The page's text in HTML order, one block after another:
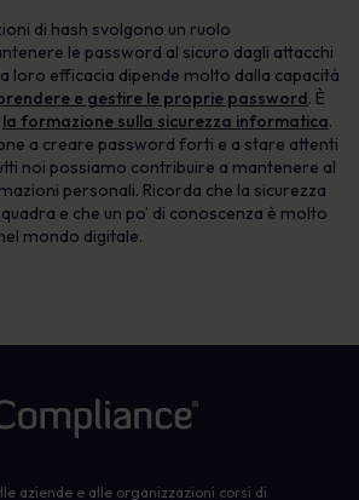
di hash svolgono un ruolo
le password al sicuro dagli attacchi
loro efficacia dipende molto dalla capacità
e gestire le proprie password. È
la formazione sulla sicurezza informatica.
a creare password forti e a stare attenti
noi possiamo contribuire a mantenere al
personali. Ricorda che la sicurezza
e che un po’ di conoscenza è molto
mondo digitale.
aziende e alle organizzazioni corsi di